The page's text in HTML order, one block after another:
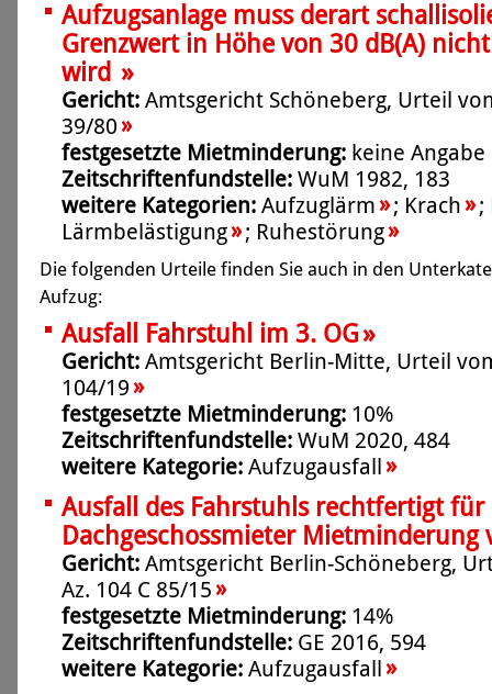
Aufzugsanlage muss derart
Grenzwert in Höhe von 30 dB(A)
wird »
Gericht: Amtsgericht Schöneberg, Urteil
39/80»
festgesetzte Mietminderung: keine Angabe
Zeitschriftenfundstelle: WuM 1982, 183
weitere Kategorien: Aufzuglärm»; Krach»;
Lärmbelästigung»; Ruhestörung»
Die folgenden Urteile finden Sie auch in den
Aufzug:
Ausfall Fahrstuhl im 3. OG»
Gericht: Amtsgericht Berlin-Mitte, Urteil
104/19»
festgesetzte Mietminderung: 10%
Zeitschriftenfundstelle: WuM 2020, 484
weitere Kategorie: Aufzugausfall »
Ausfall des Fahrstuhls rechtfertigt für
Dachgeschossmieter Mietminderung
Gericht: Amtsgericht Berlin-Schöneberg,
Az. 104 C 85/15»
festgesetzte Mietminderung: 14%
Zeitschriftenfundstelle: GE 2016, 594
weitere Kategorie: Aufzugausfall »